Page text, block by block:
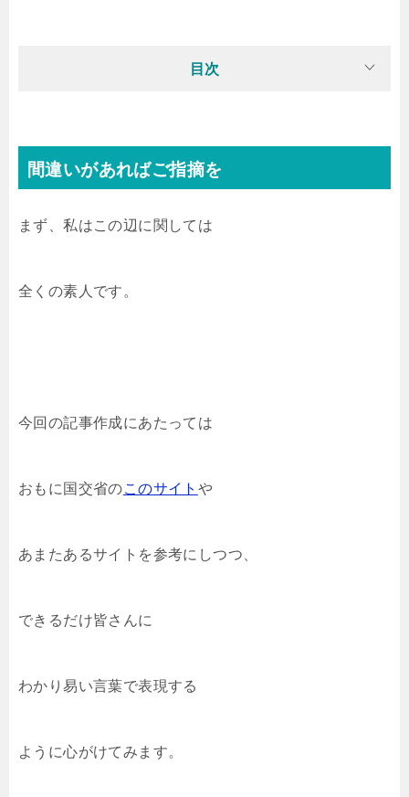
目次
間違いがあればご指摘を
まず、私はこの辺に関しては
全くの素人です。
今回の記事作成にあたっては
おもに国交省のこのサイト や
あまたあるサイトを参考にしつつ、
できるだけ皆さんに
わかり易い言葉で表現する
ように心がけてみます。